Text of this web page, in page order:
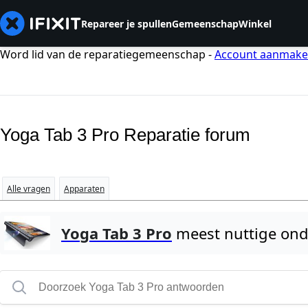
Repareer je spullenGemeenschapWinkel
Word lid van de reparatiegemeenschap -Account
Yoga Tab 3 Pro Reparatie forum
Alle vragen Apparaten
Yoga Tab 3 Pro meest nuttige